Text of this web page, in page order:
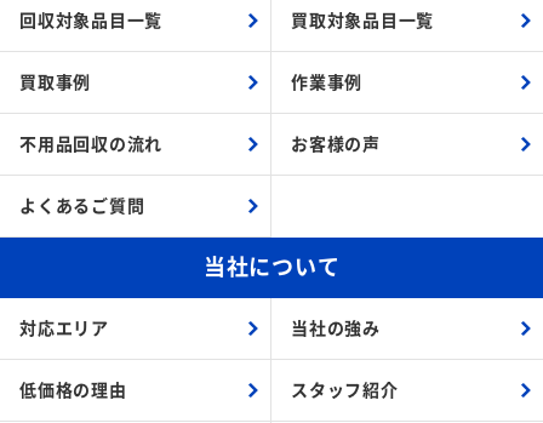
回収対象品目一覧 買取対象品目一覧
買取事例 作業事例
不用品回収の流れ お客様の声
よくあるご質問
当社について
対応エリア 当社の強み
低価格の理由 スタッフ紹介